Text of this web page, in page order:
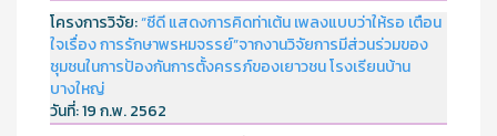
โครงการวิจัย:“ซีดี แสดงการคิดท่าเต้น เพลงแบบว่าให้รอ เตือน
ใจเรื่อง การรักษาพรหมจรรย์”จากงานวิจัยการมีส่วนร่วมของ
ชุมชนในการป้องกันการตั้งครรภ์ของเยาวชน โรงเรียนบ้าน
บางใหญ่
วันที่:19 ก.พ. 2562